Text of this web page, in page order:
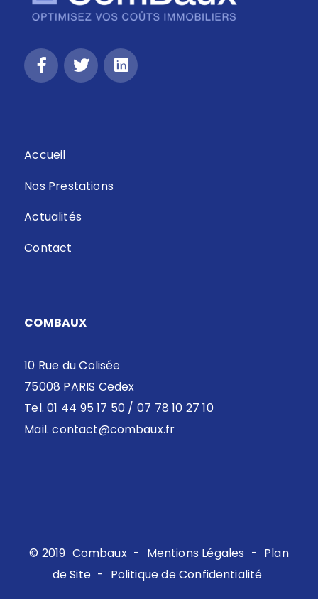
Accueil
Nos Prestations
Actualités
Contact
COMBAUX
10 Rue du Colisée
75008 PARIS Cedex
Tel. 01 44 95 17 50 / 07 78 10 27 10
Mail.contact@combaux.fr
© 2019 Combaux - Mentions Légales - Plan
de Site - Politique de Confidentialité